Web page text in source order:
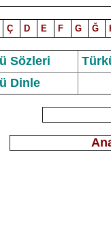
Ç D E F G Ğ
Sözleri
Dinle